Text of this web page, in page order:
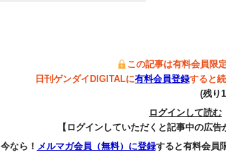
この記事は有料会員限定
日刊ゲンダイDIGITALに有料会員登録すると
(残り
ログインして読む
【ログインしていただくと記事中の広告
今なら！ メルマガ会員（無料）に登録すると有料会員